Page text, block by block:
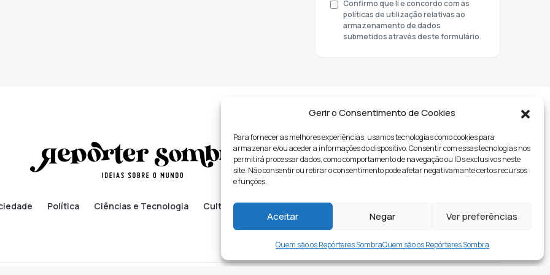
Gerir o Consentimento de Cookies
Para fornecer as melhores experiências, usamos tecnologias como cookies para
armazenar e/ou aceder a informações do dispositivo. Consentir com essas tecnologias nos
permitirá processar dados, como comportamento de navegação ou IDs exclusivos neste
site. Não consentir ou retirar o consentimento pode afetar negativamante certos recursos
e funções.
Aceitar Negar Ver preferências
Quem são os Repórteres SombraQuem são os Repórteres Sombra
Confirmo que li e concordo com as
políticas de utilização relativas ao
armazenamento de dados
submetidos através deste formulário.
Política Ciências e Tecnologia Cultura Lifestyle